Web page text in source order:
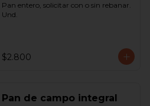
Pan entero, solicitar con o sin rebanar.
Und.
$2.800
Pan de campo integral